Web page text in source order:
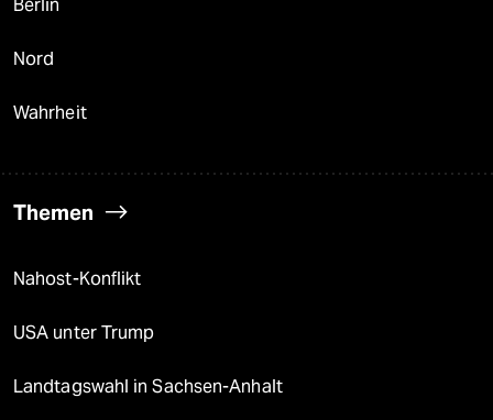
Berlin
Nord
Wahrheit
Themen
Nahost-Konflikt
USA unter Trump
Landtagswahl in Sachsen-Anhalt